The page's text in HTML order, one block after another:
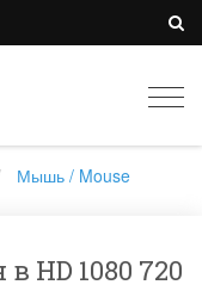
Мышь / Mouse
HD 1080 720